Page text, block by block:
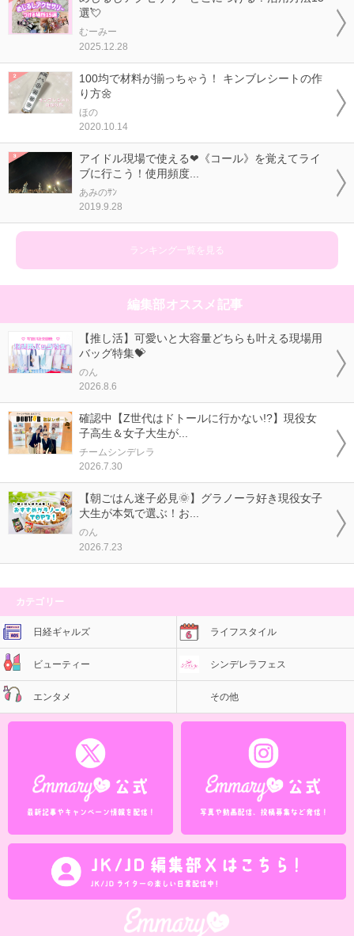
選💘
むーみー
2025.12.28
100均で材料が揃っちゃう！ キンブレシートの作
り方🌼
ほの
2020.10.14
アイドル現場で使える❤《コール》を覚えてライ
ブに行こう！使用頻度...
あみのｻﾝ
2019.9.28
ランキング一覧を見る
編集部オススメ記事
【推し活】可愛いと大容量どちらも叶える現場用
バッグ特集💝
のん
2026.8.6
確認中【Z世代はドトールに行かない!?】現役女
子高生＆女子大生が...
チームシンデレラ
2026.7.30
【朝ごはん迷子必見🌞】グラノーラ好き現役女子
大生が本気で選ぶ！お...
のん
2026.7.23
カテゴリー
日経ギャルズ ライフスタイル
ビューティー シンデレラフェス
エンタメ その他